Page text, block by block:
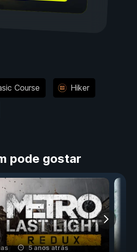
Course Hiker
pode gostar
5 anos atrás